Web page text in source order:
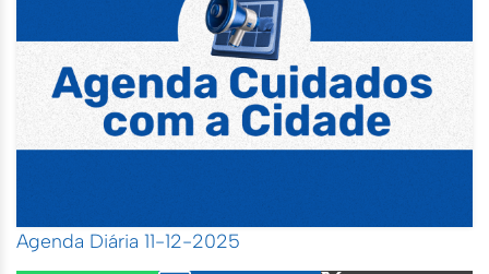
Agenda Diária 11-12-2025